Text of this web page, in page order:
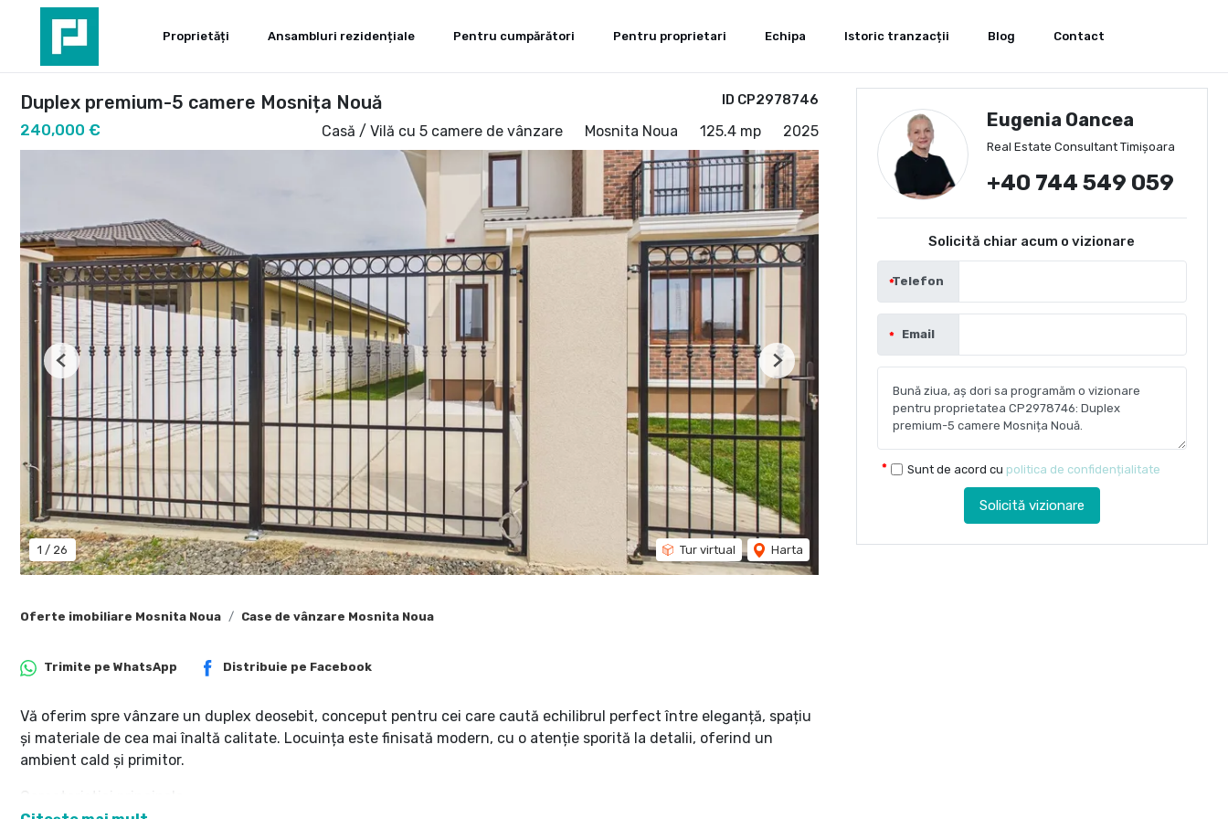
Proprietăți Ansambluri rezidențiale Pentru cumpărători Pentru proprietari Echipa Istoric tranzacții Blog Contact
ID CP2978746
Duplex premium-5 camere Mosnița Nouă
240,000 € Casă / Vilă cu 5 camere de vânzare Mosnita Noua 125.4 mp 2025
1 / 26 Tur virtual Harta
Previous Next
Oferte imobiliare Mosnita Noua Case de vânzare Mosnita Noua
Trimite pe WhatsApp Distribuie pe Facebook
Vă oferim spre vânzare un duplex deosebit, conceput pentru cei care caută echilibrul perfect între eleganță, spațiu
și materiale de cea mai înaltă calitate. Locuința este finisată modern, cu o atenție sporită la detalii, oferind un
ambient cald și primitor.
Eugenia Oancea
Real Estate Consultant Timișoara
+40 744 549 059
Solicită chiar acum o vizionare
Telefon
Email
Sunt de acord cu politica de confidențialitate
Solicită vizionare